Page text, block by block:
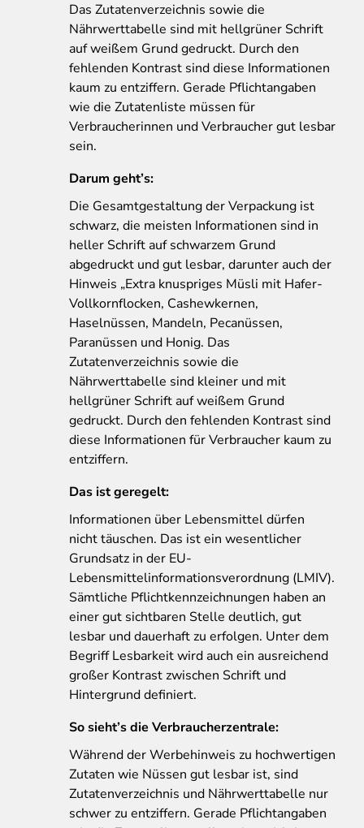
Das Zutatenverzeichnis sowie die
Nährwerttabelle sind mit hellgrüner Schrift
auf weißem Grund gedruckt. Durch den
fehlenden Kontrast sind diese Informationen
kaum zu entziffern. Gerade Pflichtangaben
wie die Zutatenliste müssen für
Verbraucherinnen und Verbraucher gut lesbar
sein.
Darum geht’s:
Die Gesamtgestaltung der Verpackung ist
schwarz, die meisten Informationen sind in
heller Schrift auf schwarzem Grund
abgedruckt und gut lesbar, darunter auch der
Hinweis „Extra knuspriges Müsli mit Hafer-
Vollkornflocken, Cashewkernen,
Haselnüssen, Mandeln, Pecanüssen,
Paranüssen und Honig. Das
Zutatenverzeichnis sowie die
Nährwerttabelle sind kleiner und mit
hellgrüner Schrift auf weißem Grund
gedruckt. Durch den fehlenden Kontrast sind
diese Informationen für Verbraucher kaum zu
entziffern.
Das ist geregelt:
Informationen über Lebensmittel dürfen
nicht täuschen. Das ist ein wesentlicher
Grundsatz in der EU-
Lebensmittelinformationsverordnung (LMIV).
Sämtliche Pflichtkennzeichnungen haben an
einer gut sichtbaren Stelle deutlich, gut
lesbar und dauerhaft zu erfolgen. Unter dem
Begriff Lesbarkeit wird auch ein ausreichend
großer Kontrast zwischen Schrift und
Hintergrund definiert.
So sieht’s die Verbraucherzentrale:
Während der Werbehinweis zu hochwertigen
Zutaten wie Nüssen gut lesbar ist, sind
Zutatenverzeichnis und Nährwerttabelle nur
schwer zu entziffern. Gerade Pflichtangaben